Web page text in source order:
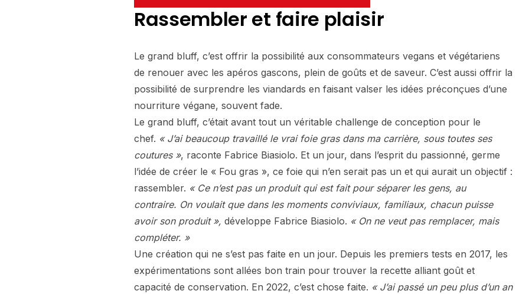
Rassembler et faire plaisir
Le grand bluff, c’est offrir la possibilité aux consommateurs vegans et végétariens
de renouer avec les apéros gascons, plein de goûts et de saveur. C’est aussi offrir la
possibilité de surprendre les viandards en faisant valser les idées préconçues d’une
nourriture végane, souvent fade.
Le grand bluff, c’était avant tout un véritable challenge de conception pour le
chef. « J’ai beaucoup travaillé le vrai foie gras dans ma carrière, sous toutes ses
coutures », raconte Fabrice Biasiolo. Et un jour, dans l’esprit du passionné, germe
l’idée de créer le « Fou gras », ce foie qui n’en serait pas un et qui aurait un objectif :
rassembler. « Ce n’est pas un produit qui est fait pour séparer les gens, au
contraire. On voulait que dans les moments conviviaux, familiaux, chacun puisse
avoir son produit », développe Fabrice Biasiolo. « On ne veut pas remplacer, mais
compléter. »
Une création qui ne s’est pas faite en un jour. Depuis les premiers tests en 2017, les
expérimentations sont allées bon train pour trouver la recette alliant goût et
capacité de conservation. En 2022, c’est chose faite. « J’ai passé un peu plus d’un an